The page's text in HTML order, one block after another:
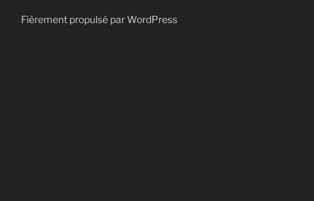
Fièrement propulsé par WordPress